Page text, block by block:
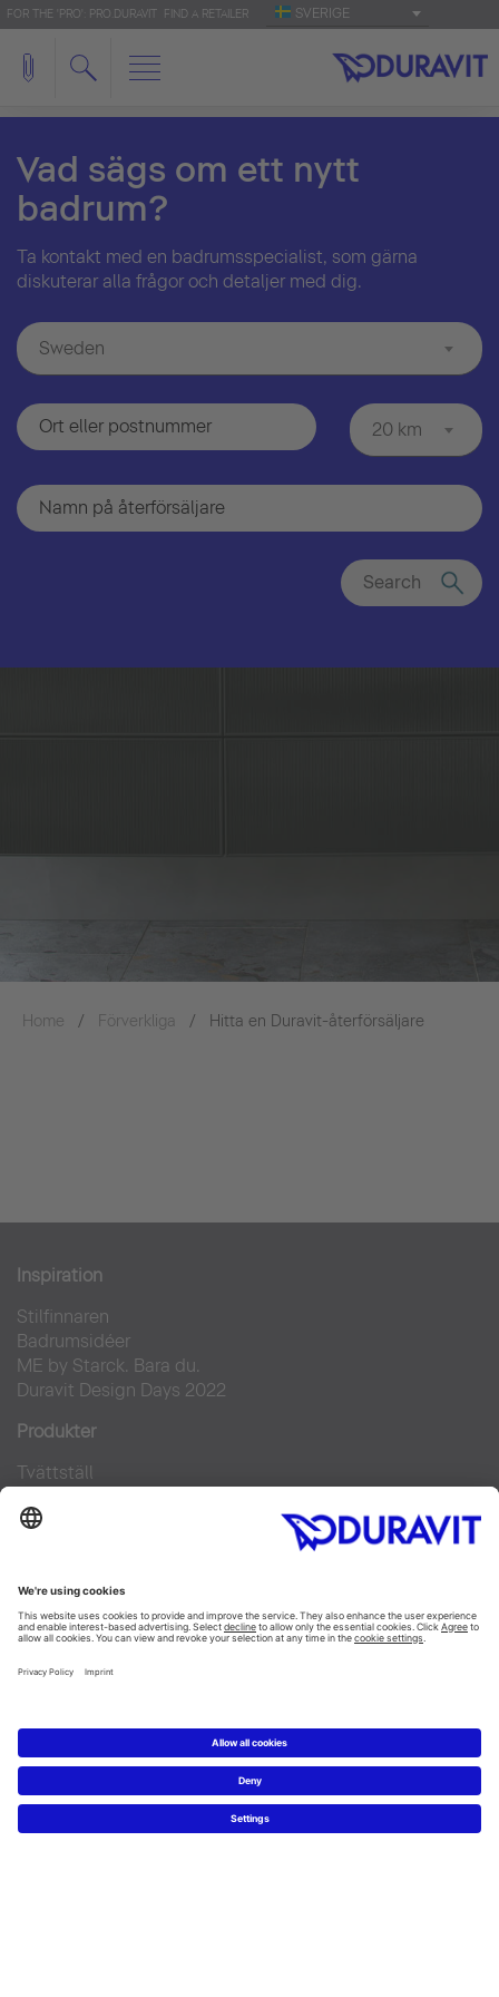
FOR THE 'PRO': PRO.DURAVIT FIND A RETAILER SVERIGE
Vad sägs om ett nytt
badrum?
Ta kontakt med en badrumsspecialist, som gärna
diskuterar alla frågor och detaljer med dig.
Sweden
20 km
Search
Home Förverkliga Hitta en Duravit-återförsäljare
Inspiration
Stilfinnaren
Badrumsidéer
ME by Starck. Bara du.
Duravit Design Days 2022
Produkter
Tvättställ
Alla Kategorier
Planering
Badrumsplaneraren
Badrumsexperter definierar drömbadrum
Nyheter & Presss releaser
Hitta en återförsäljare
FAQs